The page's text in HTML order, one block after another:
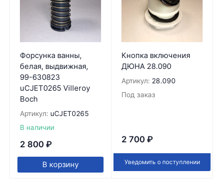
Форсунка ванны,
белая, выдвижная,
99-630823
uCJET0265 Villeroy
Boch
Артикул: uCJET0265
В наличии
2 800 ₽
В корзину
Кнопка включения
ДЮНА 28.090
Артикул: 28.090
Под заказ
2 700 ₽
Уведомить о поступлении